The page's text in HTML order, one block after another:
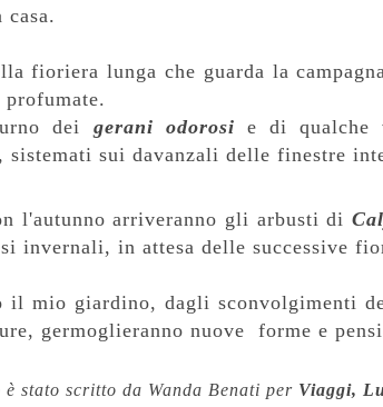
fioriera lunga che guarda la
dei gerani odorosi e di qualche
sistemati sui davanzali delle finestre
l'autunno arriveranno gli arbusti di
invernali, in attesa delle successive
il mio giardino, dagli sconvolgimenti
germoglieranno nuove forme e
stato scritto da Wanda Benati per Viaggi,